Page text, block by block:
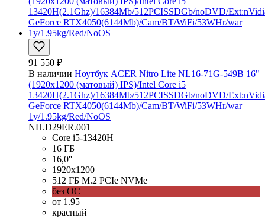
91 550 ₽
В наличии Ноутбук ACER Nitro Lite NL16-71G-549B 16"
(1920x1200 (матовый) IPS)/Intel Core i5
13420H(2.1Ghz)/16384Mb/512PCISSDGb/noDVD/
GeForce RTX4050(6144Mb)/Cam/BT/WiFi/53WHr/war
1y/1.95kg/Red/NoOS
NH.D29ER.001
Core i5-13420H
16 ГБ
16,0''
1920x1200
512 ГБ M.2 PCIe NVMe
без ОС
от 1.95
красный